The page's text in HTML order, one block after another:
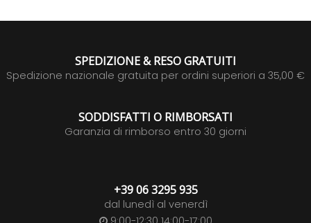
SPEDIZIONE & RESO GRATUITI
Spedizione nazionale gratuita per ordini superiori a 35,00 €
SODDISFATTI O RIMBORSATI
Garanzia di rimborso entro 30 giorni
+39 06 3295 935
dal lunedì al venerdì